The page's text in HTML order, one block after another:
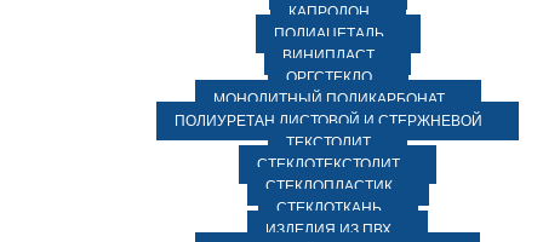
КАПРОЛОН
ПОЛИАЦЕТАЛЬ
ВИНИПЛАСТ
ОРГСТЕКЛО
МОНОЛИТНЫЙ ПОЛИКАРБОНАТ
ПОЛИУРЕТАН ЛИСТОВОЙ И СТЕРЖНЕВОЙ
ТЕКСТОЛИТ
СТЕКЛОТЕКСТОЛИТ
СТЕКЛОПЛАСТИК
СТЕКЛОТКАНЬ
ИЗДЕЛИЯ ИЗ ПВХ